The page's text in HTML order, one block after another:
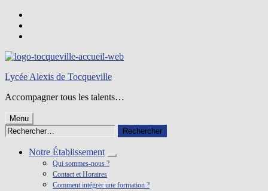
content
footer
Lycée Alexis de Tocqueville
Accompagner tous les talents…
Menu
Rechercher :
Notre Établissement
Qui sommes-nous ?
Contact et Horaires
Comment intégrer une formation ?